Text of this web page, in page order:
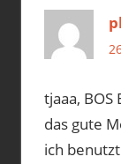
tjaaa,
das gute
ich